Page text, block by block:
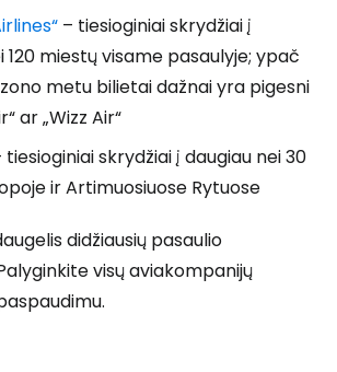
– tiesioginiai skrydžiai į
120 miestų visame pasaulyje; ypač
metu bilietai dažnai yra pigesni
ar „Wizz Air“
tiesioginiai skrydžiai į daugiau nei 30
ir Artimuosiuose Rytuose
didžiausių pasaulio
visų aviakompanijų